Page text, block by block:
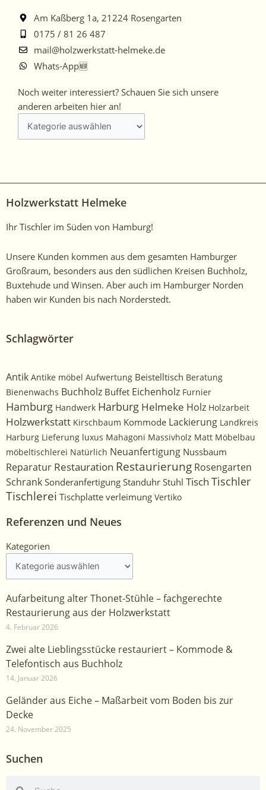
Am Kaßberg 1a, 21224 Rosengarten
0175 / 81 26 487
mail@holzwerkstatt-helmeke.de
Whats-App🆕
Noch weiter interessiert? Schauen Sie sich unsere
anderen arbeiten hier an!
Noch
weiter
interessiert?
Schauen
arbeiten
an!
Holzwerkstatt Helmeke
Ihr Tischler im Süden von Hamburg!
Unsere Kunden kommen aus dem gesamten Hamburger
Großraum, besonders aus den südlichen Kreisen Buchholz,
Buxtehude und Winsen. Aber auch im Hamburger Norden
haben wir Kunden bis nach Norderstedt.
Schlagwörter
Antik Antike möbel Aufwertung Beistelltisch Beratung
Bienenwachs Buchholz Buffet Eichenholz Furnier
Hamburg Handwerk Harburg Helmeke Holz Holzarbeit
Holzwerkstatt Kirschbaum Kommode Lackierung Landkreis
Harburg Lieferung luxus Mahagoni Massivholz Matt Möbelbau
möbeltischlerei Natürlich Neuanfertigung Nussbaum
Reparatur Restauration Restaurierung Rosengarten
Schrank Sonderanfertigung Standuhr Stuhl Tisch Tischler
Tischlerei Tischplatte verleimung Vertiko
Referenzen und Neues
Kategorien
Kategorien
Aufarbeitung alter Thonet-Stühle – fachgerechte
Restaurierung aus der Holzwerkstatt
4. Februar 2026
Zwei alte Lieblingsstücke restauriert – Kommode &
Telefontisch aus Buchholz
14. Januar 2026
Geländer aus Eiche – Maßarbeit vom Boden bis zur
Decke
24. November 2025
Suchen